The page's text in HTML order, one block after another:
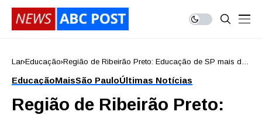
Lar Educação Região de Ribeirão Preto: Educação de SP mais do
EducaçãoMaisSão PauloÚltimas Notícias
Região de Ribeirão Preto: